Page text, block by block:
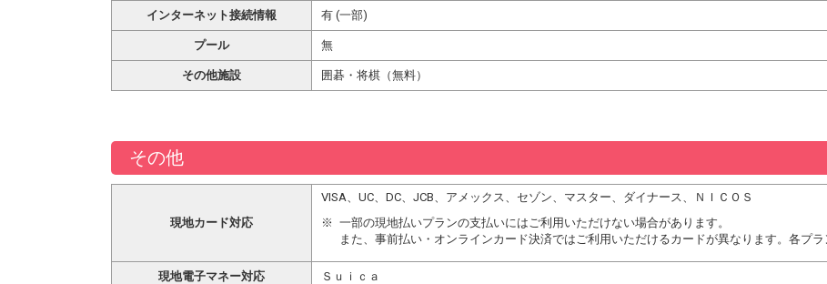
インターネット接続情報 有 (一部)
プール 無
その他施設 囲碁・将棋（無料）
その他
現地カード対応
VISA、UC、DC、JCB、アメックス、セゾン、マスター、ダイナース、ＮＩＣＯＳ
一部の現地払いプランの支払いにはご利用いただけない場合があります。
また、事前払い・オンラインカード決済ではご利用いただけるカードが異なります。各プラ
現地電子マネー対応 Ｓｕｉｃａ